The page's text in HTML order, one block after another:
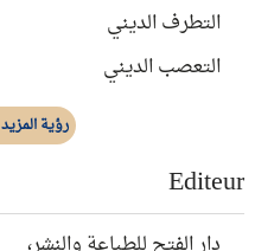
التطرف الديني
التعصب الديني
رؤية المزيد
Editeur